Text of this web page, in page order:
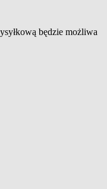
będzie możliwa